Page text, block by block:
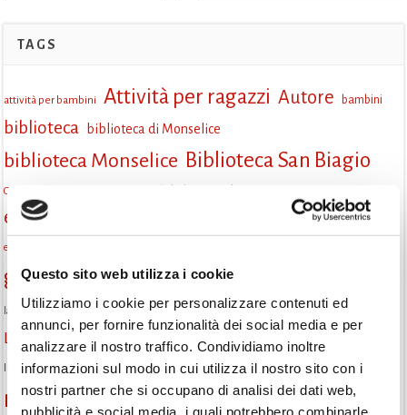
Questo sito web utilizza i cookie
Utilizziamo i cookie per personalizzare contenuti ed
annunci, per fornire funzionalità dei social media e per
analizzare il nostro traffico. Condividiamo inoltre
informazioni sul modo in cui utilizza il nostro sito con i
nostri partner che si occupano di analisi dei dati web,
pubblicità e social media, i quali potrebbero combinarle
TAGS
attività per bambini Attività per ragazzi Autore bambini
biblioteca biblioteca di Monselice
biblioteca Monselice Biblioteca San Biagio
Centro per il libro e la lettura
eventi culturali eventi in biblioteca
eventi Monselice
gruppo di lettura incontri letterari
laboratori creativi laboratorio la strada di mattoni gialli
Lettori itineranti lettura ad alta voce lettura condivisa
lettura silenziosa letture ad alta voce libri libri come semi libri da leggere
monselice Monselice scrive